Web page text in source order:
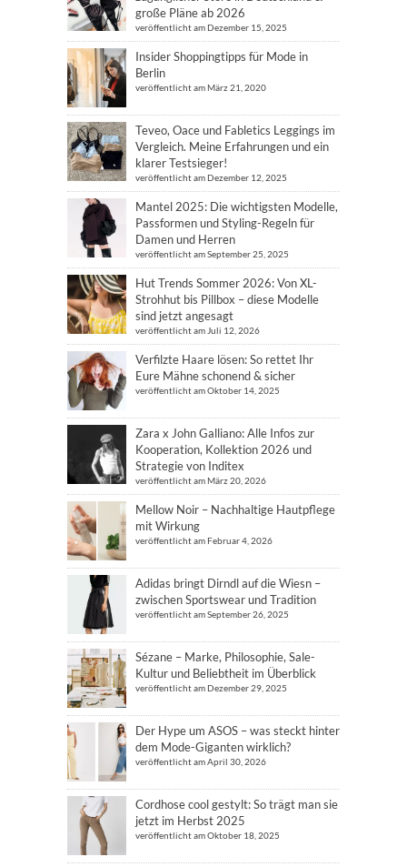
große Pläne ab 2026
veröffentlicht am Dezember 15, 2025
Insider Shoppingtipps für Mode in
Berlin
veröffentlicht am März 21, 2020
Teveo, Oace und Fabletics Leggings im
Vergleich. Meine Erfahrungen und ein
klarer Testsieger!
veröffentlicht am Dezember 12, 2025
Mantel 2025: Die wichtigsten Modelle,
Passformen und Styling-Regeln für
Damen und Herren
veröffentlicht am September 25, 2025
Hut Trends Sommer 2026: Von XL-
Strohhut bis Pillbox – diese Modelle
sind jetzt angesagt
veröffentlicht am Juli 12, 2026
Verfilzte Haare lösen: So rettet Ihr
Eure Mähne schonend & sicher
veröffentlicht am Oktober 14, 2025
Zara x John Galliano: Alle Infos zur
Kooperation, Kollektion 2026 und
Strategie von Inditex
veröffentlicht am März 20, 2026
Mellow Noir – Nachhaltige Hautpflege
mit Wirkung
veröffentlicht am Februar 4, 2026
Adidas bringt Dirndl auf die Wiesn –
zwischen Sportswear und Tradition
veröffentlicht am September 26, 2025
Sézane – Marke, Philosophie, Sale-
Kultur und Beliebtheit im Überblick
veröffentlicht am Dezember 29, 2025
Der Hype um ASOS – was steckt hinter
dem Mode-Giganten wirklich?
veröffentlicht am April 30, 2026
Cordhose cool gestylt: So trägt man sie
jetzt im Herbst 2025
veröffentlicht am Oktober 18, 2025